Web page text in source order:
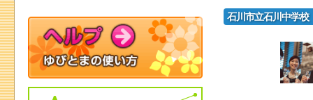
石川市立石川中学校